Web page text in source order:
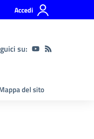
Accedi
su:
del sito